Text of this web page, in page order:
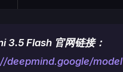
3.5 Flash 官网链接：
deepmind.google/model